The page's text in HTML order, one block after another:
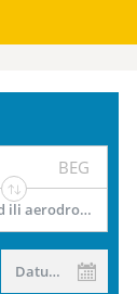
BEG
Destinacija (grad ili aerodrom)
Datum do